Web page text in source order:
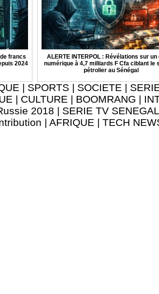
francs
2024
ALERTE INTERPOL : Révélations sur un
numérique à 4,7 milliards F Cfa ciblant le
pétrolier au Sénégal
| SPORTS | SOCIETE |
| CULTURE | BOOMRANG |
2018 | SERIE TV SENEGAL
| AFRIQUE | TECH